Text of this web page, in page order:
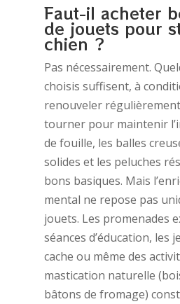
Faut-il acheter
de jouets pour
chien ?
Pas nécessairement.
choisis suffisent, à
renouveler
tourner pour maintenir
de fouille, les balles
solides et les peluches
bons basiques. Mais
mental ne repose pas
jouets. Les promenades
séances d’éducation, les
cache ou même des
mastication naturelle
bâtons de fromage)